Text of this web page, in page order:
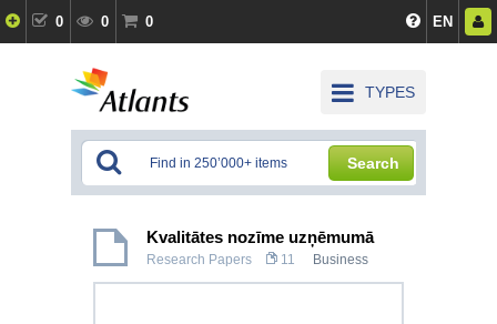
0 0 0 EN
TYPES
Search
Kvalitātes nozīme uzņēmumā
Research Papers 11 Business